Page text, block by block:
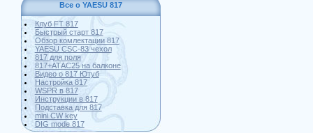
Все о YAESU 817
Клуб FT 817
Быстрый старт 817
Обзор комлектации 817
YAESU CSC-83 чехол
817 для поля
817+АТАС25 на балконе
Видео о 817 Ютуб
Настройка 817
WSPR в 817
Инструкции в 817
Подставка для 817
mini CW key
DIG mode 817